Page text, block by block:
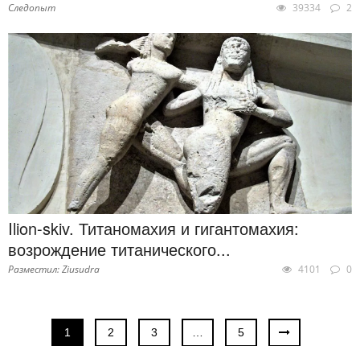
Следопыт 39334 2
Ilion-skiv. Титаномахия и гигантомахия:
возрождение титанического...
Разместил: Ziusudra 4101 0
1 2 3 5